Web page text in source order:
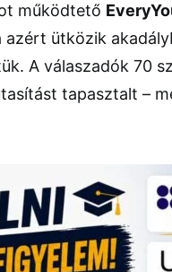
működtető
azért ütközik
A válaszadók 70
tapasztalt –